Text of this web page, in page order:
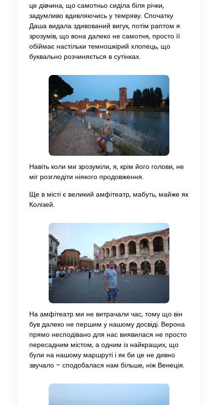
це дівчина, що самотньо сиділа біля річки,
задумливо вдивляючись у темряву. Спочатку
Даша видала здивований вигук, потім раптом я
зрозумів, що вона далеко не самотня, просто її
обіймає настільки темношкірий хлопець, що
буквально розчиняється в сутінках.
Навіть коли ми зрозуміли, я, крім його голови, не
міг розгледіти ніякого продовження.
Ще в місті є великий амфітеатр, мабуть, майже як
Колізей.
На амфітеатр ми не витрачали час, тому що він
був далеко не першим у нашому досвіді. Верона
прямо несподівано для нас виявилася не просто
пересадним містом, а одним із найкращих, що
були на нашому маршруті і як би це не дивно
звучало – сподобалася нам більше, ніж Венеція.